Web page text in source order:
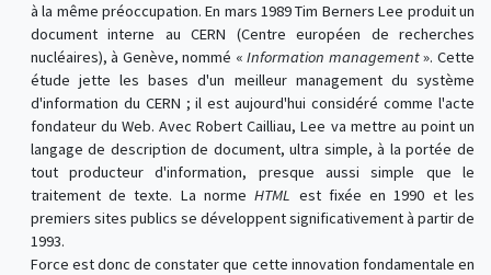
à la même préoccupation. En mars 1989 Tim Berners Lee produit un
document interne au CERN (Centre européen de recherches
nucléaires), à Genève, nommé «Information management». Cette
étude jette les bases d'un meilleur management du système
d'information du CERN ; il est aujourd'hui considéré comme l'acte
fondateur du Web. Avec Robert Cailliau, Lee va mettre au point un
langage de description de document, ultra simple, à la portée de
tout producteur d'information, presque aussi simple que le
traitement de texte. La normeHTML est fixée en 1990 et les
premiers sites publics se développent significativement à partir de
1993.
Force est donc de constater que cette innovation fondamentale en